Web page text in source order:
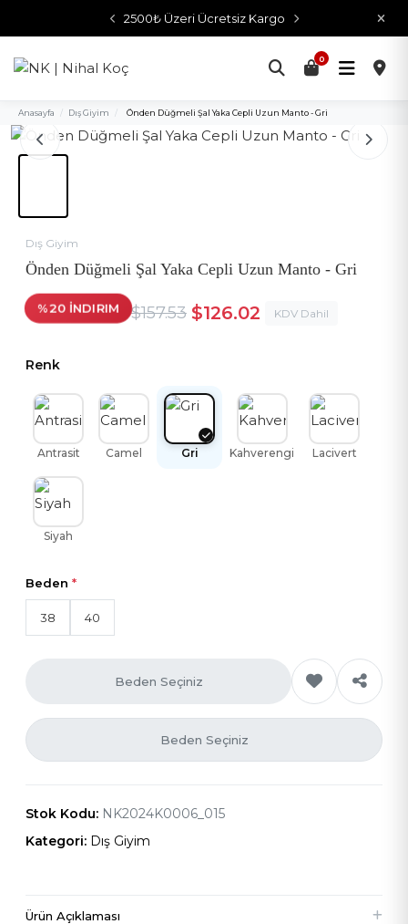
2500₺ Üzeri Ücretsiz Kargo
0
Anasayfa / Dış Giyim / Önden Düğmeli Şal Yaka Cepli Uzun Manto - Gri
Dış Giyim
Önden Düğmeli Şal Yaka Cepli Uzun Manto - Gri
%20 İNDIRIM $157.53 $126.02 KDV Dahil
Renk
Antrasit Camel Gri Kahverengi Lacivert
Siyah
Beden *
38 40
Beden Seçiniz
Beden Seçiniz
Stok Kodu: NK2024K0006_015
Kategori: Dış Giyim
Ürün Açıklaması